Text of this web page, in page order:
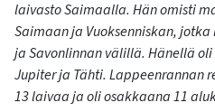
laivasto Saimaalla. Hän omisti
Saimaan ja Vuoksenniskan,
ja Savonlinnan välillä. Hänellä
Jupiter ja Tähti. Lappeenrannan
13 laivaa ja oli osakkaana 11